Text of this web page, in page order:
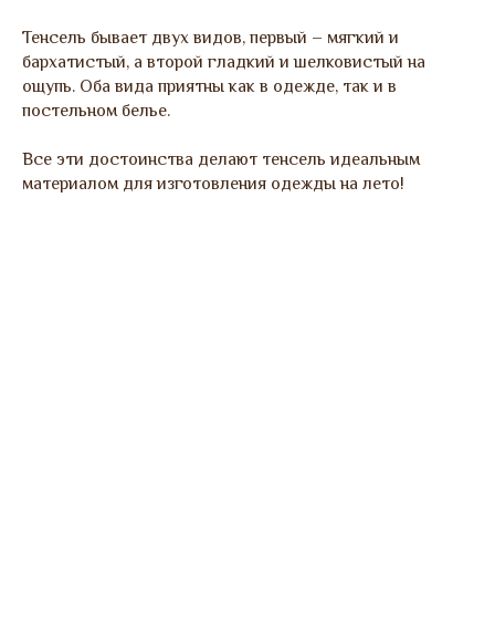
Тенсель бывает двух видов, первый – мягкий и
бархатистый, а второй гладкий и шелковистый на
ощупь. Оба вида приятны как в одежде, так и в
постельном белье.
Все эти достоинства делают тенсель идеальным
материалом для изготовления одежды на лето!